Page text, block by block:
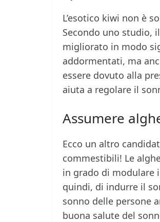
L’esotico kiwi non è
Secondo uno studio,
migliorato in modo
addormentati, ma
essere dovuto alla
aiuta a regolare il
Assumere
Ecco un altro
commestibili! Le
in grado di modulare
quindi, di indurre il
sonno delle persone
buona salute del